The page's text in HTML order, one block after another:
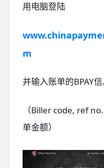
用电脑登陆
m
并输入账单的BPAY
（Biller code, ref
单金额）